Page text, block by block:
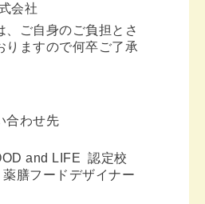
会社
ご自身のご負担とさ
りますので何卒ご了承
合わせ先
and LIFE 認定校
薬膳フードデザイナー